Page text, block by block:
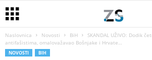
Naslovnica Novosti BiH
SKANDAL UŽIVO: Dodik
antifašistima, omalovažavao Bošnjake i Hrvate…
NOVOSTI BIH